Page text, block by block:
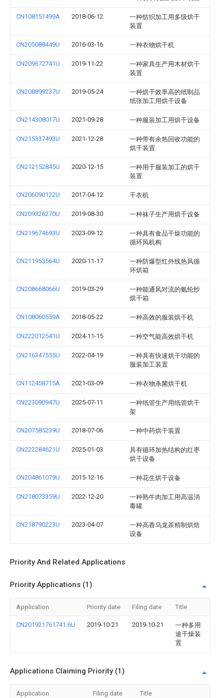
CN108151499A 2018-06-12
一种纺织加工用多级烘干
装置
CN205088449U 2016-03-16 一种衣物烘干机
CN209672741U 2019-11-22
一种家具生产用木材烘干
装置
CN208899237U 2019-05-24
一种烘干效率高的纸制品
纸张加工用烘干设备
CN214308017U 2021-09-28 一种服装加工用烘干设备
CN215337493U 2021-12-28
一种带有余热回收功能的
烘干装置
CN212152845U 2020-12-15
一种用于服装加工的烘干
装置
CN206090122U 2017-04-12 干衣机
CN209326270U 2019-08-30 一种袜子生产用烘干设备
CN219674693U 2023-09-12
一种具有食品干燥功能的
循环风机构
CN211953564U 2020-11-17
一种防爆型红外线热风循
环烘箱
CN208668066U 2019-03-29
一种能通风对流的氨纶纱
烘干箱
CN108060559A 2018-05-22 一种高效的服装烘干机
CN222012541U 2024-11-15 一种空气能高效烘干机
CN216347555U 2022-04-19
一种具有快速烘干功能的
服装加工装置
CN112458715A 2021-03-09 一种衣物杀菌烘干机
CN223090947U 2025-07-11
一种纸管生产用纸管烘干
架
CN207585239U 2018-07-06 一种中药烘干装置
CN222284621U 2025-01-03
具有循环加热结构的红枣
烘干设备
CN204861079U 2015-12-16 一种花生烘干设备
CN218073359U 2022-12-20
一种熟牛肉加工用高温消
毒罐
CN218790223U 2023-04-07
一种高香乌龙茶精制烘焙
设备
Priority And Related Applications
Priority Applications (1)
Application Priority date Filing date Title
CN201921761741.6U 2019-10-21 2019-10-21
一种多用
途干燥装
置
Applications Claiming Priority (1)
Application Filing date Title